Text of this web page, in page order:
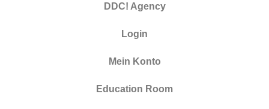
DDC! Agency
Login
Mein Konto
Education Room